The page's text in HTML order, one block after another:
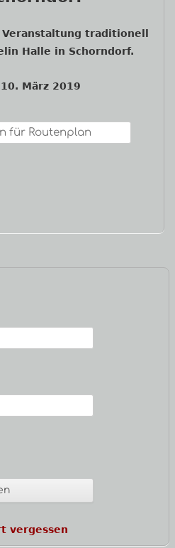
traditionell
Halle in Schorndorf.
10. März 2019
vergessen